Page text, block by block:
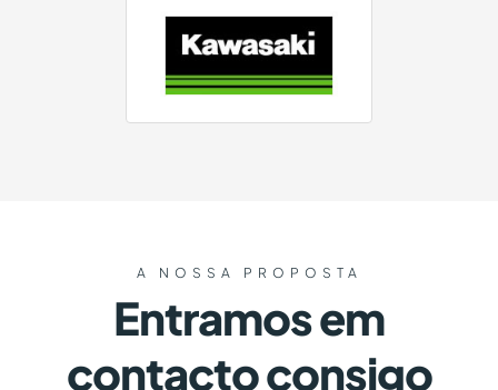
A NOSSA PROPOSTA
Entramos em
contacto consigo